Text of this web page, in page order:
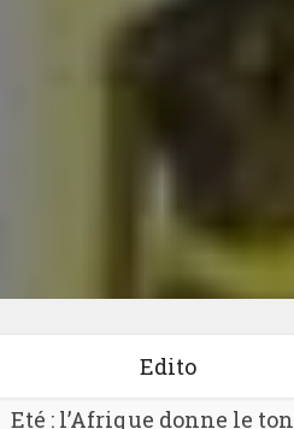
Edito
Eté : l’Afrique donne le ton